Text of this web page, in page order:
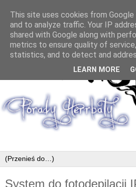
System do fotodepilacji
This site uses cookies from
and to analyze traffic. Your IP
shared with Google along with
metrics to ensure quality of
statistics, and to detect and
LEARN MORE